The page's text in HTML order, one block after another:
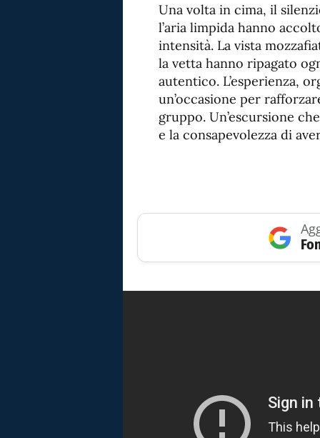
Una volta in cima, il
l’aria limpida hanno
intensità. La vista
la vetta hanno ripagato
autentico. L’esperienza,
un’occasione per
gruppo. Un’escursione
e la consapevolezza di